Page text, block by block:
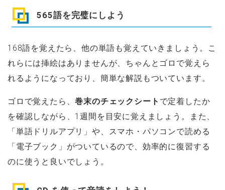
565語を完璧にしよう
168語を覚えたら、他の単語も覚えていきましょう。こ
れらには挿絵はありませんが、ちゃんとゴロで覚えら
れるようになっており、簡単な解説もついています。
ゴロで覚えたら、巻末のチェックシート で定着したか
を確認しながら、1週間を目安に覚えましょう。また、
「単語ドリルアプリ」や、スマホ・パソコンで読める
「電子ブック」がついているので、効率的に復習する
のに使うと良いでしょう。